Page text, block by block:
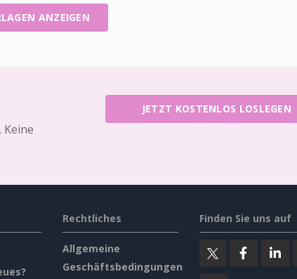
ANZEIGEN
JETZT KOSTENLOS LOSLEGEN
Rechtliches
Allgemeine
Geschäftsbedingungen
Finden Sie uns auf